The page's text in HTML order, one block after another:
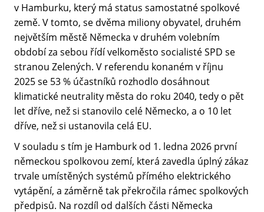
v Hamburku, který má status samostatné spolkové
země. V tomto, se dvěma miliony obyvatel, druhém
největším městě Německa v druhém volebním
období za sebou řídí velkoměsto socialisté SPD se
stranou Zelených. V referendu konaném v říjnu
2025 se 53 % účastníků rozhodlo dosáhnout
klimatické neutrality města do roku 2040, tedy o pět
let dříve, než si stanovilo celé Německo, a o 10 let
dříve, než si ustanovila celá EU.
V souladu s tím je Hamburk od 1. ledna 2026 první
německou spolkovou zemí, která zavedla úplný zákaz
trvale umístěných systémů přímého elektrického
vytápění, a záměrně tak překročila rámec spolkových
předpisů. Na rozdíl od dalších části Německa